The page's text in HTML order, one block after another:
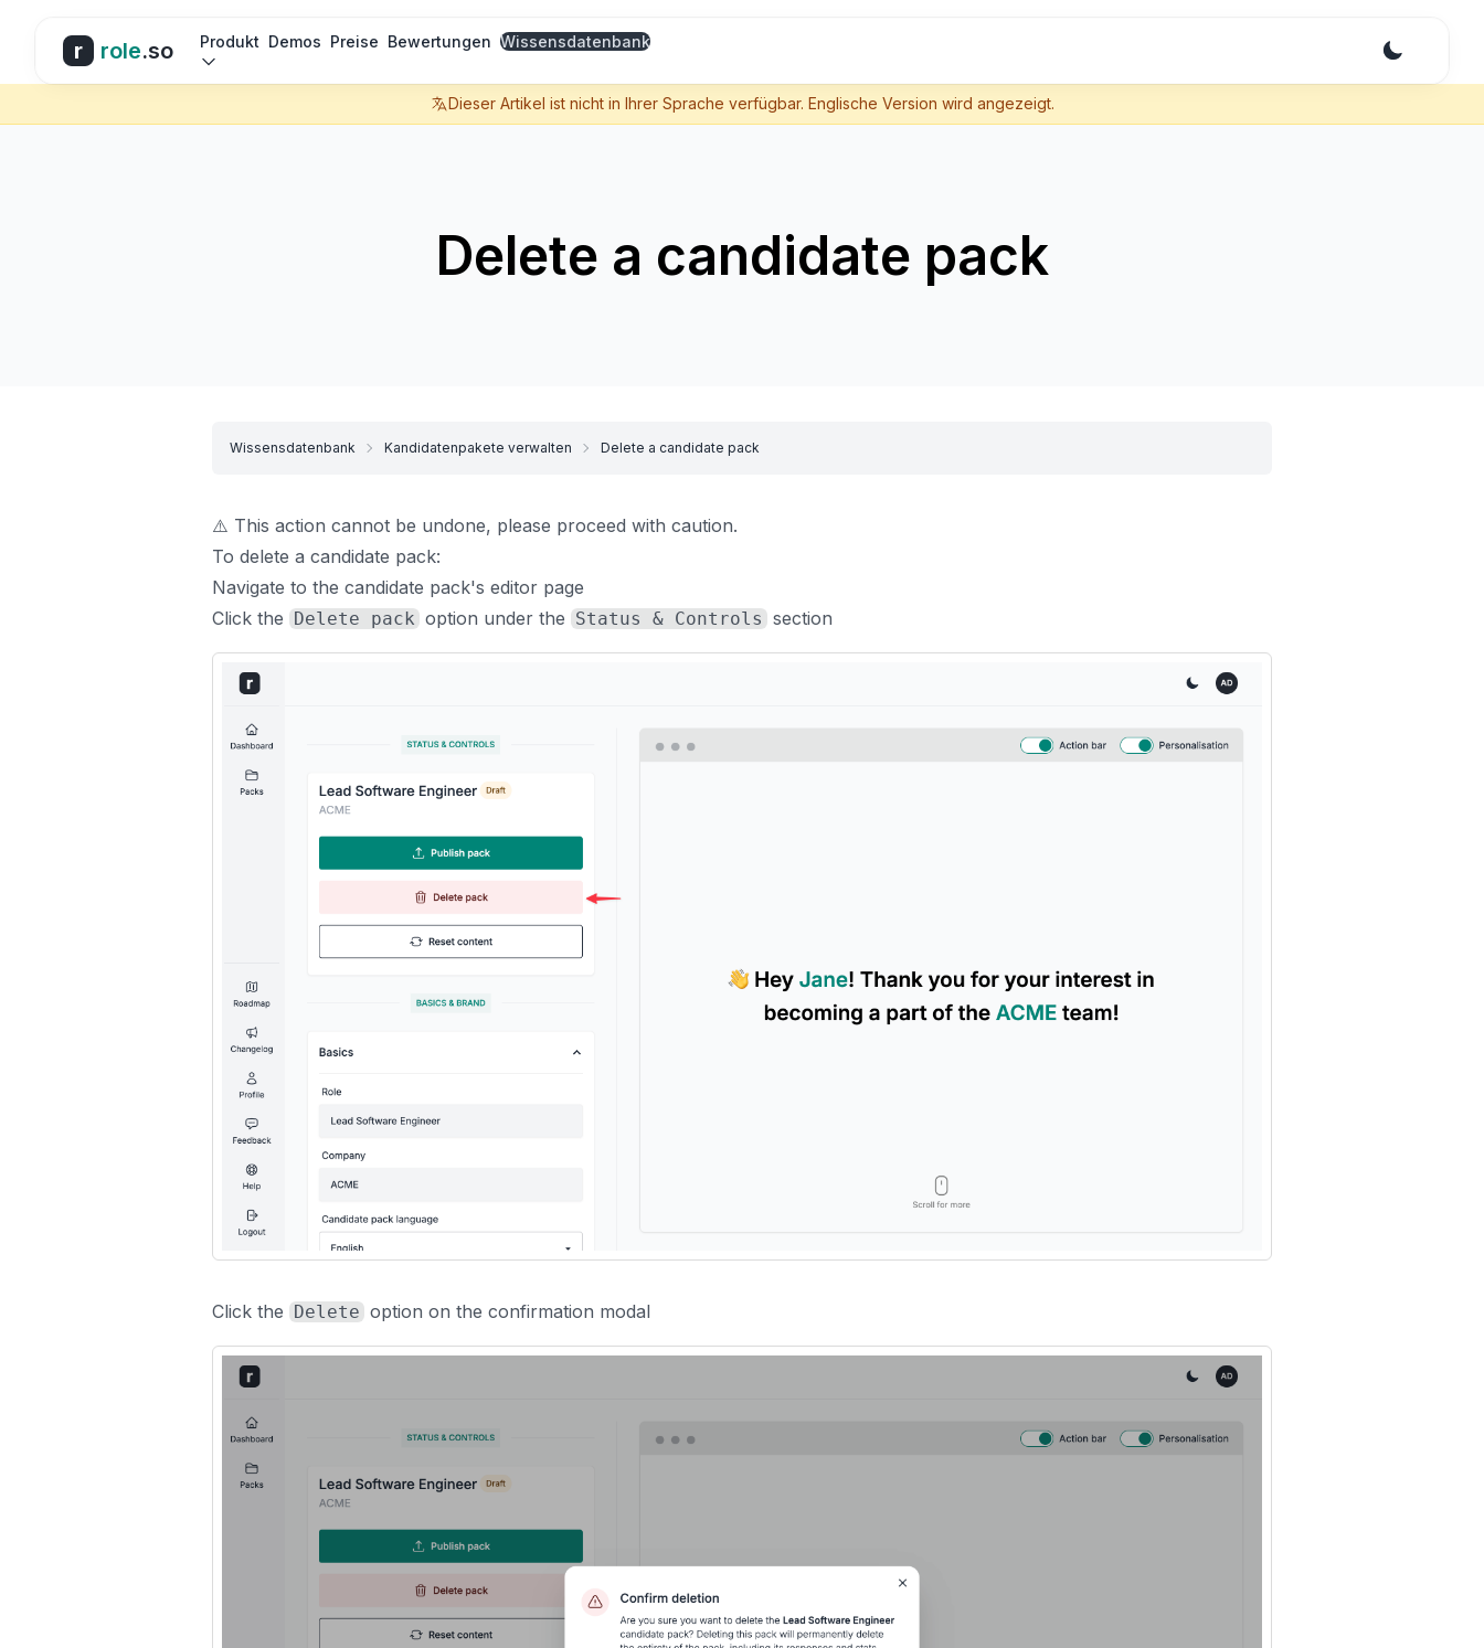
r role.so Produkt Demos Preise Bewertungen Wissensdatenbank
Dieser Artikel ist nicht in Ihrer Sprache verfügbar. Englische Version wird angezeigt.
Delete a candidate pack
Wissensdatenbank Kandidatenpakete verwalten Delete a candidate pack
⚠️ This action cannot be undone, please proceed with caution.
To delete a candidate pack:
Navigate to the candidate pack's editor page
Click the Delete pack option under the Status & Controls section
Click the Delete option on the confirmation modal